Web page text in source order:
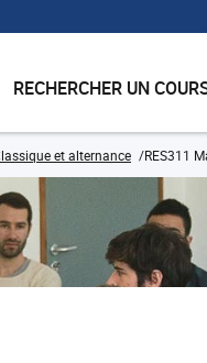
RECHERCHER UN
et alternance RES311